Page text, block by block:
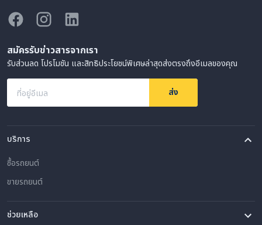
สมัครรับข่าวสารจากเรา
รับส่วนลด โปรโมชัน และสิทธิประโยชน์พิเศษล่าสุดส่งตรงถึงอีเมลของคุณ
ที่อยู่อีเมล ส่ง
บริการ
ซื้อรถยนต์
ขายรถยนต์
ช่วยเหลือ